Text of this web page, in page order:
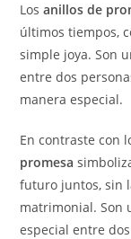
Losanillos de
últimos tiempos,
simple joya. Son
entre dos
manera especial.
En contraste con
promesa
futuro juntos, sin
matrimonial. Son
especial entre